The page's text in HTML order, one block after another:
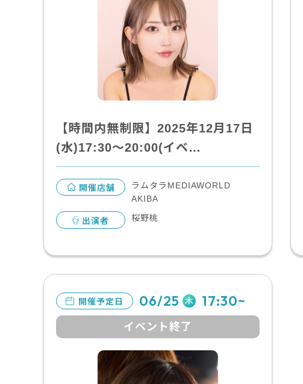
【時間内無制限】2025年12月17日
(水)17:30～20:00(イベ…
開催店舗
ラムタラMEDIAWORLD
AKIBA
出演者 桜野桃
開催予定日 06/25 木 17:30~
イベント終了